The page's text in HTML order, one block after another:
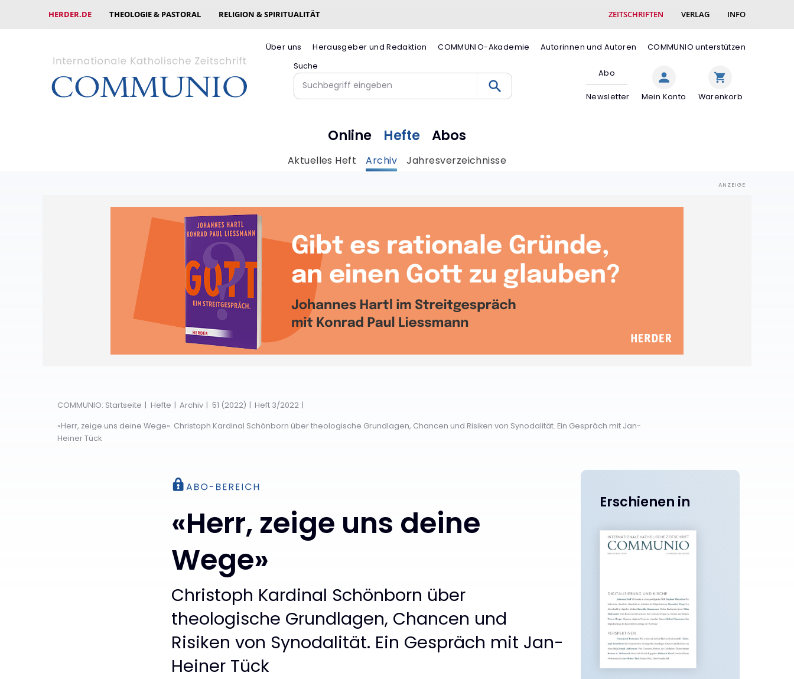
HERDER.DE THEOLOGIE & PASTORAL RELIGION & SPIRITUALITÄT ZEITSCHRIFTEN VERLAG INFO
Über uns Herausgeber und Redaktion COMMUNIO-Akademie Autorinnen und Autoren
COMMUNIO unterstützen
Suche
Abo
Newsletter Mein Konto Warenkorb
Online Hefte Abos
Aktuelles Heft Archiv Jahresverzeichnisse
COMMUNIO: Startseite Hefte Archiv 51 (2022) Heft 3/2022
«Herr, zeige uns deine Wege». Christoph Kardinal Schönborn über theologische Grundlagen, Chancen und Risiken von Synodalität. Ein Gespräch mit Jan-
Heiner Tück
«Herr, zeige uns deine
Wege»
:
Christoph Kardinal Schönborn über
theologische Grundlagen, Chancen und
Risiken von Synodalität. Ein Gespräch mit Jan-
Heiner Tück
Erschienen in